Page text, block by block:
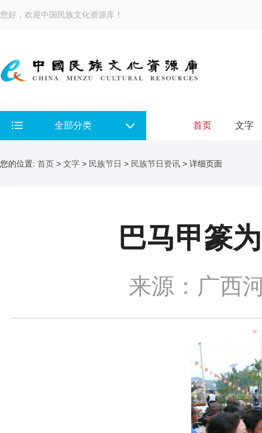
您好，欢迎中国民族文化资源库！
全部分类 首页 文字
您的位置: 首页 > 文字 > 民族节日 > 民族节日资讯 > 详细页面
巴马甲篆
来源：广西